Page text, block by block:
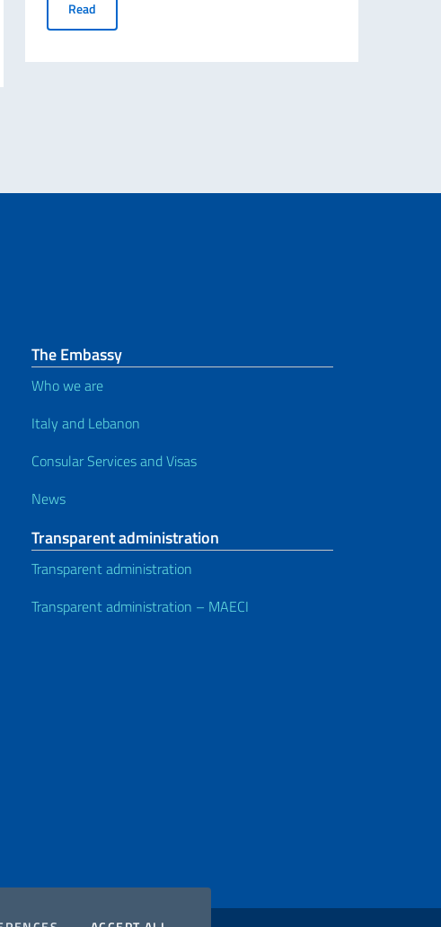
Travel from 3 August 2026
Read
The Embassy
Who we are
Italy and Lebanon
Consular Services and Visas
News
Transparent administration
Transparent administration
Transparent administration – MAECI